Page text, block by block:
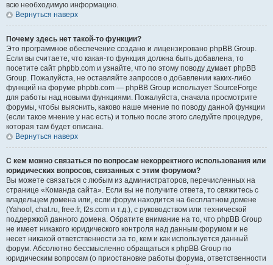
всю необходимую информацию.
Вернуться наверх
Почему здесь нет такой-то функции?
Это программное обеспечение создано и лицензировано phpBB Group.
Если вы считаете, что какая-то функция должна быть добавлена, то
посетите сайт phpbb.com и узнайте, что по этому поводу думает phpBB
Group. Пожалуйста, не оставляйте запросов о добавлении каких-либо
функций на форуме phpbb.com — phpBB Group использует SourceForge
для работы над новыми функциями. Пожалуйста, сначала просмотрите
форумы, чтобы выяснить, каково наше мнение по поводу данной функции
(если такое мнение у нас есть) и только после этого следуйте процедуре,
которая там будет описана.
Вернуться наверх
С кем можно связаться по вопросам некорректного использования или
юридических вопросов, связанных с этим форумом?
Вы можете связаться с любым из администраторов, перечисленных на
странице «Команда сайта». Если вы не получите ответа, то свяжитесь с
владельцем домена или, если форум находится на бесплатном домене
(Yahoo!, chat.ru, free.fr, f2s.com и т.д.), с руководством или технической
поддержкой данного домена. Обратите внимание на то, что phpBB Group
не имеет никакого юридического контроля над данным форумом и не
несет никакой ответственности за то, кем и как используется данный
форум. Абсолютно бессмысленно обращаться к phpBB Group по
юридическим вопросам (о приостановке работы форума, ответственности